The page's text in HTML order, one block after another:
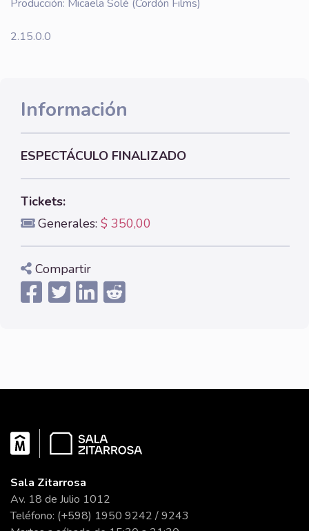
Producción: Micaela Solé (Cordón Films)
2.15.0.0
Información
ESPECTÁCULO FINALIZADO
Tickets:
Generales: $ 350,00
Compartir
Sala Zitarrosa
Av. 18 de Julio 1012
Teléfono: (+598) 1950 9242 / 9243